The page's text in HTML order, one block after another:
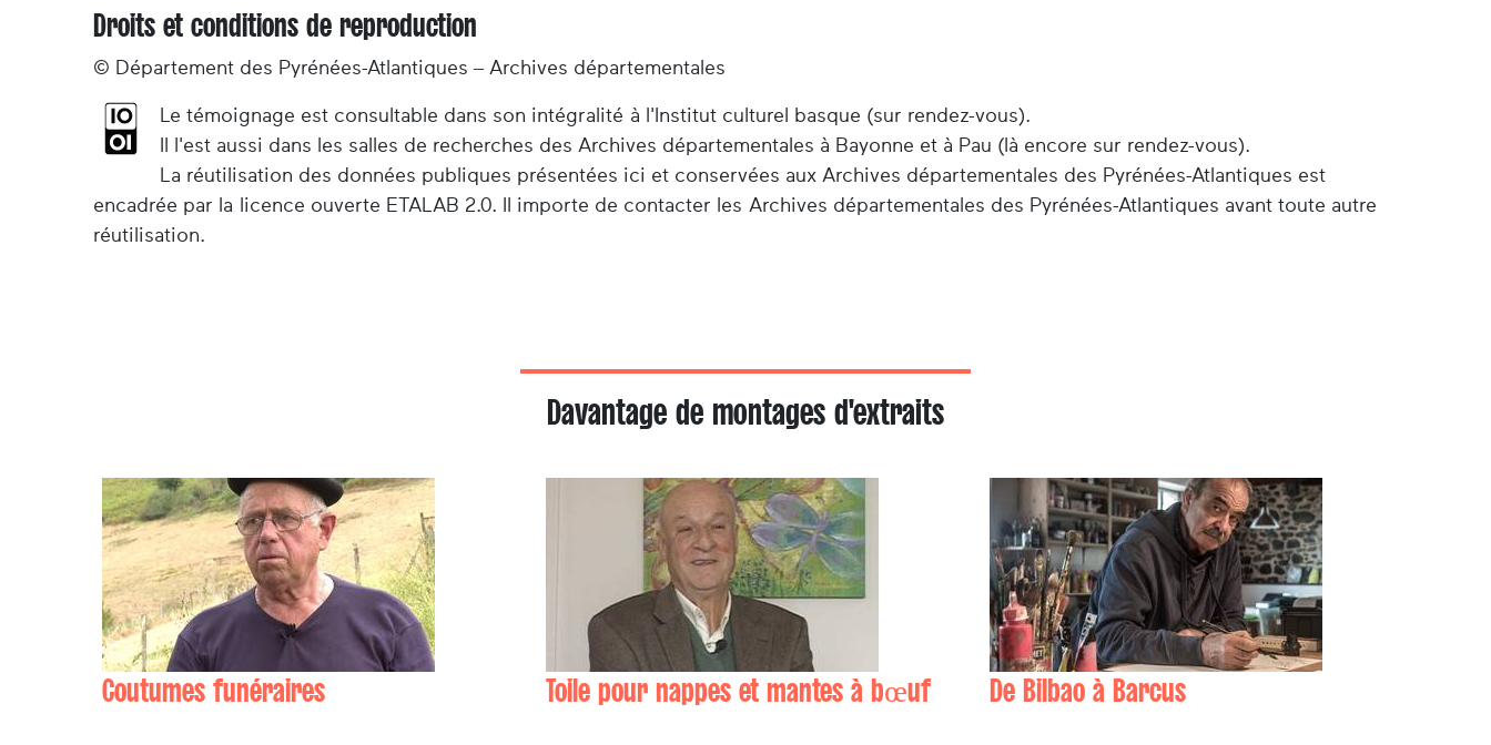
Droits et conditions de reproduction
© Département des Pyrénées-Atlantiques – Archives départementales
Le témoignage est consultable dans son intégralité à l'Institut culturel basque (sur rendez-vous).
Il l'est aussi dans les salles de recherches des Archives départementales à Bayonne et à Pau (là encore sur rendez-vous).
La réutilisation des données publiques présentées ici et conservées aux Archives départementales des Pyrénées-Atlantiques est
encadrée par la licence ouverte ETALAB 2.0. Il importe de contacter les Archives départementales des Pyrénées-Atlantiques avant toute autre
réutilisation.
Davantage de montages d'extraits
Coutumes funéraires Toile pour nappes et mantes à bœuf De Bilbao à Barcus